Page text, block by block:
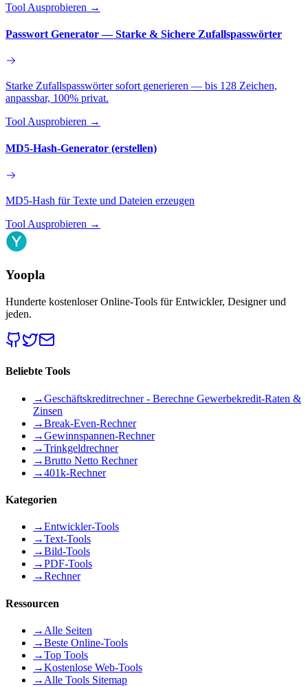
Tool Ausprobieren →
Passwort Generator — Starke & Sichere Zufallspasswörter
Starke Zufallspasswörter sofort generieren — bis 128 Zeichen,
anpassbar, 100% privat.
Tool Ausprobieren →
MD5-Hash-Generator (erstellen)
MD5-Hash für Texte und Dateien erzeugen
Tool Ausprobieren →
Yoopla
Hunderte kostenloser Online-Tools für Entwickler, Designer und
jeden.
Beliebte Tools
→Geschäftskreditrechner - Berechne Gewerbekredit-Raten &
Zinsen
→Break-Even-Rechner
→Gewinnspannen-Rechner
→Trinkgeldrechner
→Brutto Netto Rechner
→401k-Rechner
Kategorien
→Entwickler-Tools
→Text-Tools
→Bild-Tools
→PDF-Tools
→Rechner
Ressourcen
→ Alle Seiten
→Beste Online-Tools
→Top Tools
→Kostenlose Web-Tools
→ Alle Tools Sitemap